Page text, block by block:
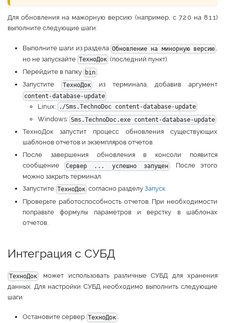
Для обновления на мажорную версию (например, с 7.2.0 на 8.1.1)
выполните следующие шаги:
Выполните шаги из раздела Обновление на минорную версию ,
но не запускайте ТехноДок (последний пункт).
Перейдите в папку bin .
Запустите
ТехноДок из терминала, добавив аргумент
content-database-update
Linux: ./Sms.TechnoDoc content-database-update
Windows: Sms.TechnoDoc.exe content-database-update
ТехноДок запустит процесс обновления существующих
шаблонов отчетов и экземпляров отчетов.
После завершения обновления в консоли появится
сообщение
Сервер ... успешно запущен . После этого
можно закрыть терминал.
Запустите ТехноДок согласно разделу Запуск.
Проверьте работоспособность отчетов. При необходимости
поправьте формулы параметров и верстку в шаблонах
отчетов.
Интеграция с СУБД
ТехноДок
может использовать различные СУБД для хранения
данных. Для настройки СУБД необходимо выполнить следующие
шаги:
Остановите сервер ТехноДок .